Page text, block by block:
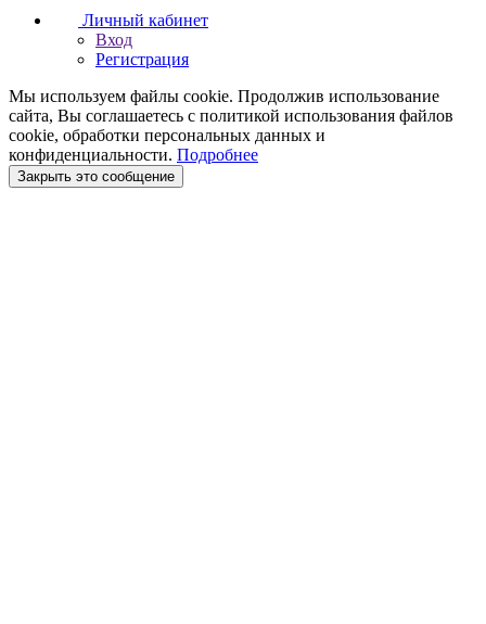
Личный кабинет
Вход
Регистрация
Мы используем файлы cookie. Продолжив использование
сайта, Вы соглашаетесь с политикой использования файлов
cookie, обработки персональных данных и
конфиденциальности. Подробнее
Закрыть это сообщение